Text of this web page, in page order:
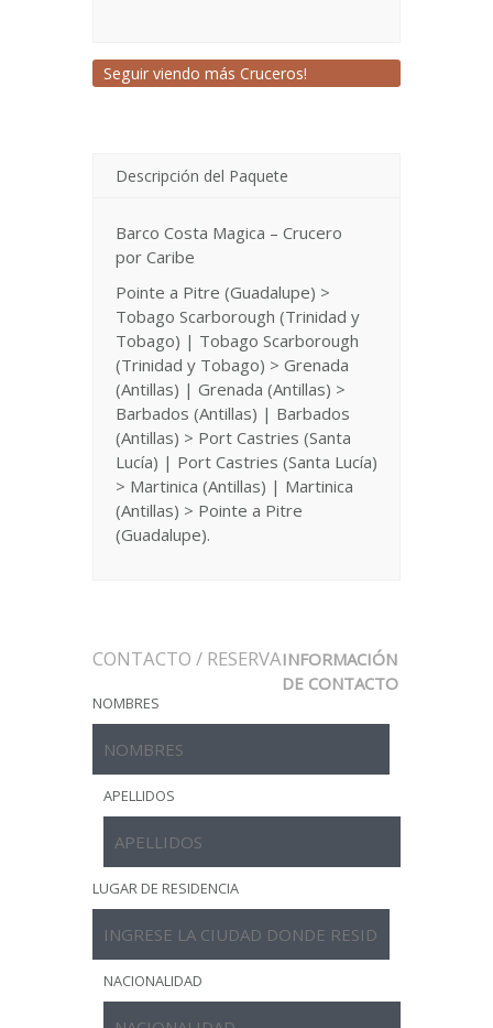
Seguir viendo más Cruceros!
Descripción del Paquete
Barco Costa Magica – Crucero
por Caribe
Pointe a Pitre (Guadalupe) >
Tobago Scarborough (Trinidad y
Tobago) | Tobago Scarborough
(Trinidad y Tobago) > Grenada
(Antillas) | Grenada (Antillas) >
Barbados (Antillas) | Barbados
(Antillas) > Port Castries (Santa
Lucía) | Port Castries (Santa Lucía)
> Martinica (Antillas) | Martinica
(Antillas) > Pointe a Pitre
(Guadalupe).
CONTACTO / RESERVAINFORMACIÓN
DE CONTACTO
NOMBRES
APELLIDOS
LUGAR DE RESIDENCIA
NACIONALIDAD